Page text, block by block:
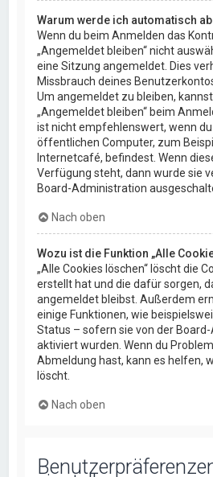
Warum werde ich automatisch
Wenn du beim Anmelden das
„Angemeldet bleiben“ nicht
eine Sitzung angemeldet. Dies
Missbrauch deines
Um angemeldet zu bleiben,
„Angemeldet bleiben“ beim
ist nicht empfehlenswert, wenn
öffentlichen Computer, zum
Internetcafé, befindest. Wenn
Verfügung steht, dann wurde sie
Board-Administration
Nach oben
Wozu ist die Funktion „Alle
„Alle Cookies löschen“ löscht die
erstellt hat und die dafür sorgen,
angemeldet bleibst. Außerdem
einige Funktionen, wie
Status – sofern sie von der
aktiviert wurden. Wenn du
Abmeldung hast, kann es helfen,
löscht.
Nach oben